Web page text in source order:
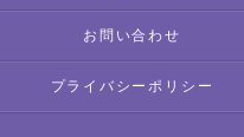
お問い合わせ
プライバシーポリシー